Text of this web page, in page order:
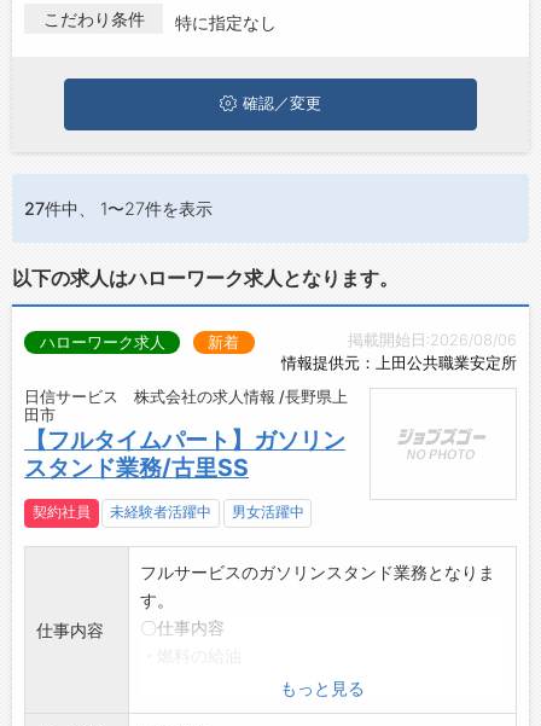
転職・採用コラム
は、ぜひ興味のある職種に応募してみてくださいね。
こだわり条件
特に指定なし
確認／変更
27件中、 1〜27件を表示
以下の求人はハローワーク求人となります。
掲載開始日:2026/08/06
情報提供元：上田公共職業安定所
ハローワーク求人 新着
日信サービス 株式会社の求人情報 /長野県上
田市
【フルタイムパート】ガソリン
スタンド業務/古里SS
契約社員 未経験者活躍中 男女活躍中
仕事内容
フルサービスのガソリンスタンド業務となりま
す。
〇仕事内容
・洗車
もっと見る